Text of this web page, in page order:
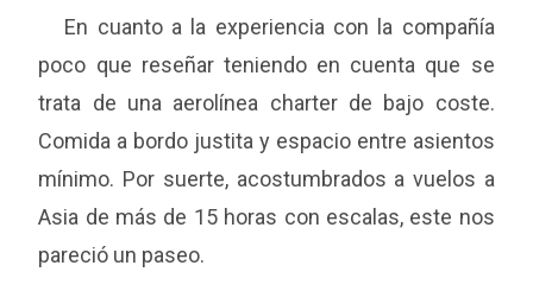
En cuanto a la experiencia con la compañía
poco que reseñar teniendo en cuenta que se
trata de una aerolínea charter de bajo coste.
Comida a bordo justita y espacio entre asientos
mínimo. Por suerte, acostumbrados a vuelos a
Asia de más de 15 horas con escalas, este nos
pareció un paseo.